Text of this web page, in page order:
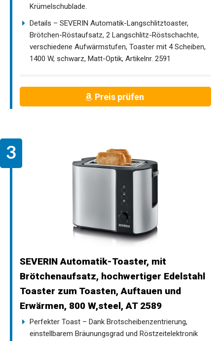
Krümelschublade.
Details – SEVERIN Automatik-Langschlitztoaster,
Brötchen-Röstaufsatz, 2 Langschlitz-Röstschachte,
verschiedene Aufwärmstufen, Toaster mit 4 Scheiben,
1400 W, schwarz, Matt-Optik, Artikelnr. 2591
Preis prüfen
SEVERIN Automatik-Toaster, mit
Brötchenaufsatz, hochwertiger Edelstahl
Toaster zum Toasten, Auftauen und
Erwärmen, 800 W,steel, AT 2589
Perfekter Toast – Dank Brotscheibenzentrierung,
einstellbarem Bräunungsgrad und Röstzeitelektronik